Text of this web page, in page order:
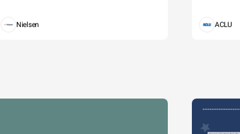
Nielsen ACLU